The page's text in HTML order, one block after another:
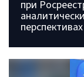
при